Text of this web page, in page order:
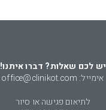
יש לכם שאלות? דברו איתנו!
אימייל: office@clinikot.com
לתיאום פגישה או סיור